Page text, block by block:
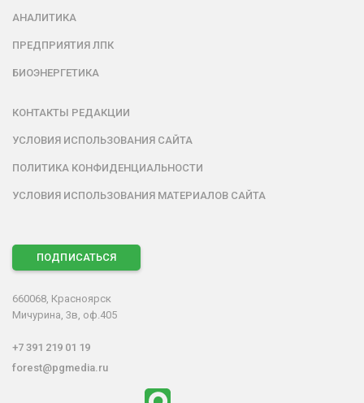
АНАЛИТИКА
ПРЕДПРИЯТИЯ ЛПК
БИОЭНЕРГЕТИКА
КОНТАКТЫ РЕДАКЦИИ
УСЛОВИЯ ИСПОЛЬЗОВАНИЯ САЙТА
ПОЛИТИКА КОНФИДЕНЦИАЛЬНОСТИ
УСЛОВИЯ ИСПОЛЬЗОВАНИЯ МАТЕРИАЛОВ САЙТА
ПОДПИСАТЬСЯ
660068, Красноярск
Мичурина, 3в, оф.405
+7 391 219 01 19
forest@pgmedia.ru